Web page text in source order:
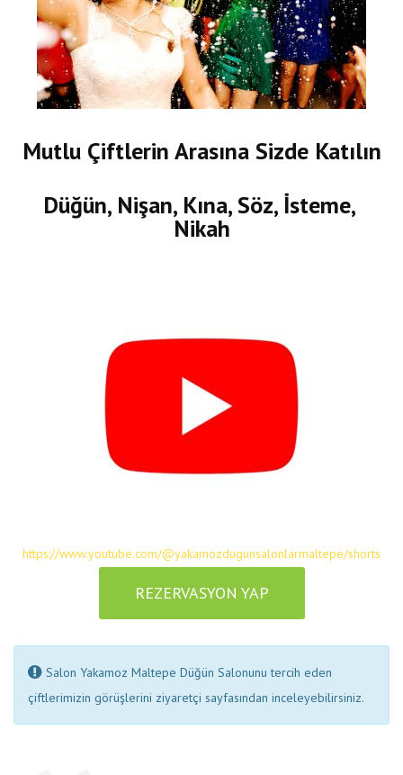
Mutlu Çiftlerin Arasına Sizde Katılın
Düğün, Nişan, Kına, Söz, İsteme,
Nikah
https://www.youtube.com/@yakamozdugunsalonlarmaltepe/shorts
REZERVASYON YAP
Salon Yakamoz Maltepe Düğün Salonunu tercih eden
çiftlerimizin görüşlerini ziyaretçi sayfasından inceleyebilirsiniz.